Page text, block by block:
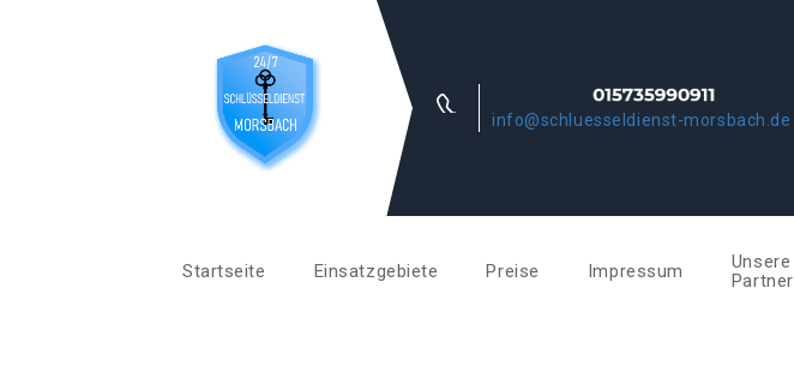
info@schluesseldienst-morsbach.de
Startseite Einsatzgebiete Preise Impressum
Unsere
Partner